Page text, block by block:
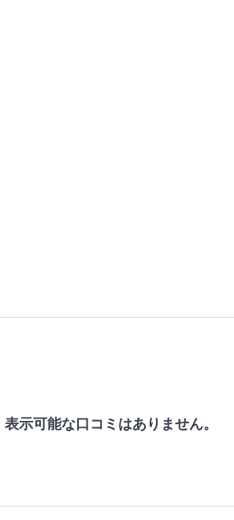
表示可能な口コミはありません。